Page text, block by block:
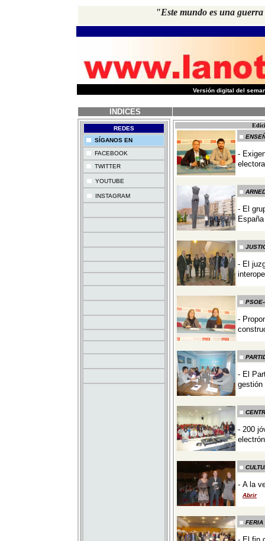
"Este mundo es una
Versión digital del
INDICES